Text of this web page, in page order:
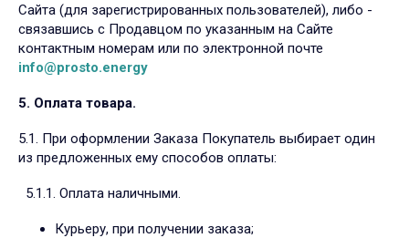
Сайта (для зарегистрированных пользователей), либо -
связавшись с Продавцом по указанным на Сайте
контактным номерам или по электронной почте
info@prosto.energy
5. Оплата товара.
5.1. При оформлении Заказа Покупатель выбирает один
из предложенных ему способов оплаты:
5.1.1. Оплата наличными.
Курьеру, при получении заказа;